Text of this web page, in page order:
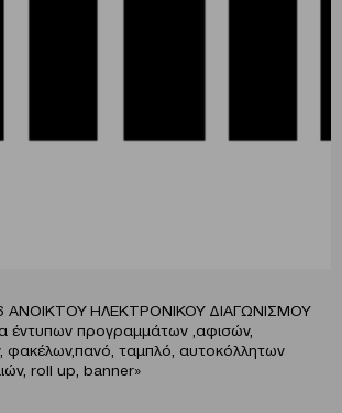
ΑΝΟΙΚΤΟΥ ΗΛΕΚΤΡΟΝΙΚΟΥ ΔΙΑΓΩΝΙΣΜΟΥ
έντυπων προγραμμάτων ,αφισών,
φακέλων,πανό, ταμπλό, αυτοκόλλητων
roll up, banner»